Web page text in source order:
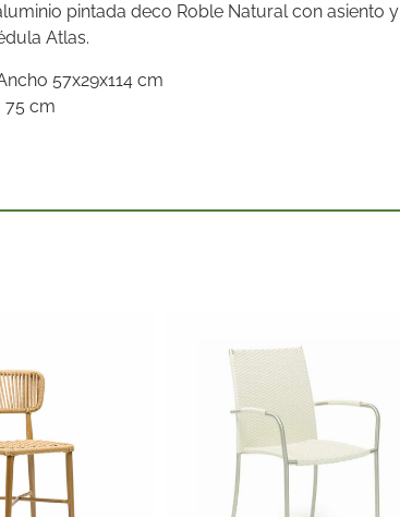
pintada deco Roble Natural con asiento y
Atlas.
57x29x114 cm
75 cm